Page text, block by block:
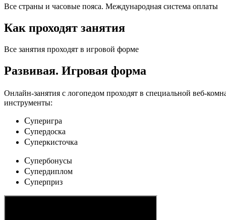
Все страны и часовые пояса. Международная система оплаты
Как проходят занятия
Все занятия проходят в игровой форме
Развивая. Игровая форма
Онлайн-занятия с логопедом проходят в специальной веб-
инструменты:
Cуперигра
Cупердоска
Cуперкисточка
Cупербонусы
Cупердиплом
Cуперприз